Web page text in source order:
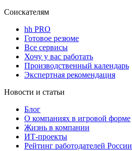
Соискателям
hh PRO
Готовое резюме
Все сервисы
Хочу у вас работать
Производственный календарь
Экспертная рекомендация
Новости и статьи
Блог
О компаниях в игровой форме
Жизнь в компании
ИТ-проекты
Рейтинг работодателей России